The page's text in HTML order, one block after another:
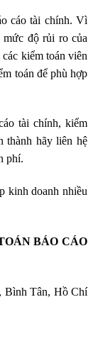
cáo tài chính. Vì
mức độ rủi ro của
kiểm toán viên
toán để phù hợp
tài chính, kiểm
thành hãy liên hệ
phí.
kinh doanh nhiều
BÁO CÁO
Tân, Hồ Chí